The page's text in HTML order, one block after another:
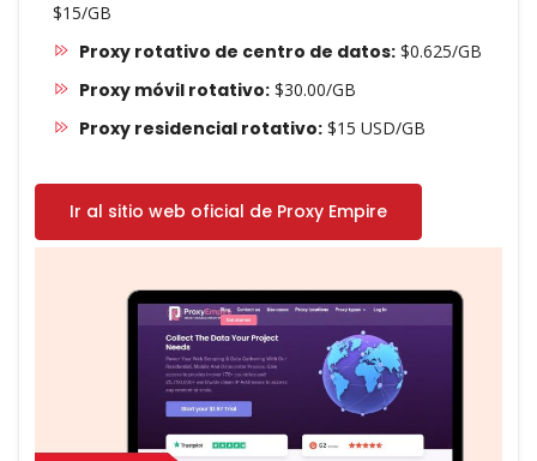
$15/GB
Proxy rotativo de centro de datos:$0.625/GB
Proxy móvil rotativo:$30.00/GB
Proxy residencial rotativo:$15 USD/GB
Ir al sitio web oficial de Proxy Empire